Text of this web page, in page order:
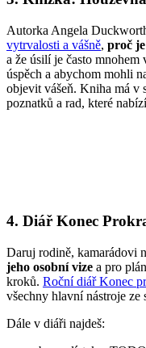
Autorka Angela
vytrvalosti a vášně, proč
a že úsilí je často
úspěch a abychom mohli
objevit vášeň. Kniha má v
poznatků a rad, které
4. Diář Konec
Daruj rodině, kamarádovi
jeho osobní vize a pro
kroků. Roční diář Konec
všechny hlavní nástroje
Dále v diáři najdeš: